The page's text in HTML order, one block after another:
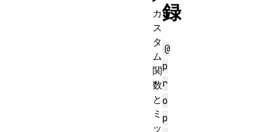
録
@
p
r
o
p
カ
ス
タ
ム
関
数
と
ミ
ッ